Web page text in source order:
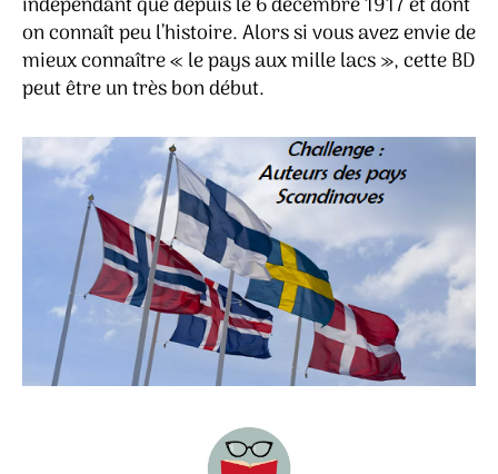
indépendant que depuis le 6 décembre 1917 et dont
on connaît peu l’histoire. Alors si vous avez envie de
mieux connaître « le pays aux mille lacs », cette BD
peut être un très bon début.